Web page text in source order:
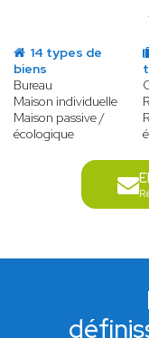
14 types de
biens
Bureau
Maison individuelle
Maison passive /
écologique